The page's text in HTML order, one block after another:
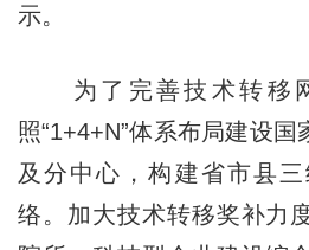
示。
为了完善技术转移
照“1+4+N”体系布局建设
及分中心，构建省市县
络。加大技术转移奖补力